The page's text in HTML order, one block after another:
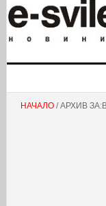
НАЧАЛО/ АРХИВ